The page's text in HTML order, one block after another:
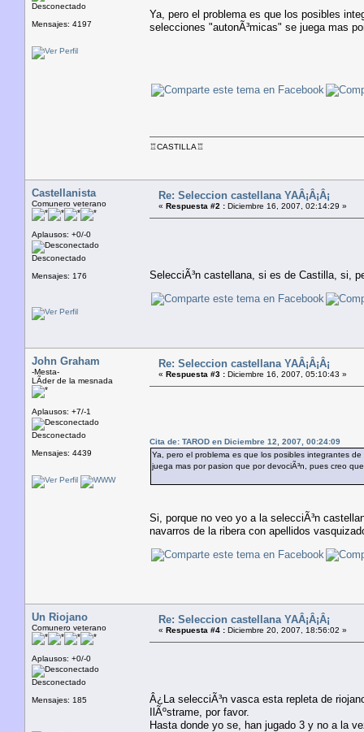
Desconectado
Mensajes: 4197
Ya, pero el problema es que los posibles
selecciones "autonÃ³micas" se juega mas
♖CASTILLA♖
Castellanista
Comunero veterano
Aplausos: +0/-0
Desconectado
Mensajes: 176
Re: Seleccion castellana YAÂ¡Â¡Â¡
« Respuesta #2 : Diciembre 16, 2007, 02:14:29 »
SelecciÃ³n castellana, si es de Castilla, si,
John Graham
-Mesta-
LÃ­der de la mesnada
Aplausos: +7/-1
Desconectado
Mensajes: 4439
Re: Seleccion castellana YAÂ¡Â¡Â¡
« Respuesta #3 : Diciembre 16, 2007, 05:10:43 »
Cita de: TAROD en Diciembre 12, 2007, 00:24:09
Ya, pero el problema es que los posibles integrantes
juega mas por pasion que por devociÃ³n, pues creo
Si, porque no veo yo a la selecciÃ³n
navarros de la ribera con apellidos
Un Riojano
Comunero veterano
Aplausos: +0/-0
Desconectado
Mensajes: 185
Re: Seleccion castellana YAÂ¡Â¡Â¡
« Respuesta #4 : Diciembre 20, 2007, 18:56:02 »
Â¿La selecciÃ³n vasca esta repleta de
IlÃºstrame, por favor.
Hasta donde yo se, han jugado 3 y no a la